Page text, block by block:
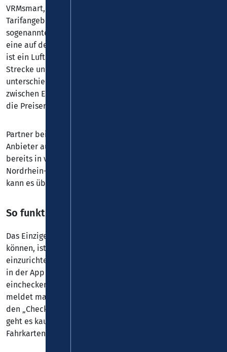
VRMsmart, so heißt das neue, clevere und moderne
Tarifangebot des VRM. Es handelt sich um einen
sogenannten eTarif, d.h. man kann ihn ausschließlich über
eine auf dem Smartphone installierte App erwerben. Es
ist ein Luftlinientarif, somit ist die tatsächlich gefahrene
Strecke unerheblich, selbst bei ggf. vorhandenen
unterschiedlichen Streckenvarianten. Die kürzeste Distanz
zwischen Einstiegs- und Ausstiegspunkt ist die Basis für
die Preisermittlung.
Partner bei VRMsmart ist FAIRTIQ, ein sehr erfahrener
Anbieter aus der Schweiz. Das bewährte System gibt es
bereits in vielen europäischen Gebieten, z. B. als „eezy“ in
Nordrhein-Westfalen. Wer sich in der App registriert hat,
kann es überall dort nutzen, wo es akzeptiert wird.
So funktioniert VRMsmart
Das Einzige, was man tun muss, um VRMsmart nutzen zu
können, ist, sich die FAIRTIQ-App auf seinem Handy
einzurichten und dann bei Antritt der Fahrt einen Schalter
in der App von links nach rechts zu schieben: Einfach
einchecken und dann abfahren. Am Ziel angekommen,
meldet man sich einfach selbst wieder ab oder überlässt
den „Check out“ dem System. Einfacher und schneller
geht es kaum, es entfällt der Weg zum
Fahrkartenautomaten oder der Ticketkauf im Bus.